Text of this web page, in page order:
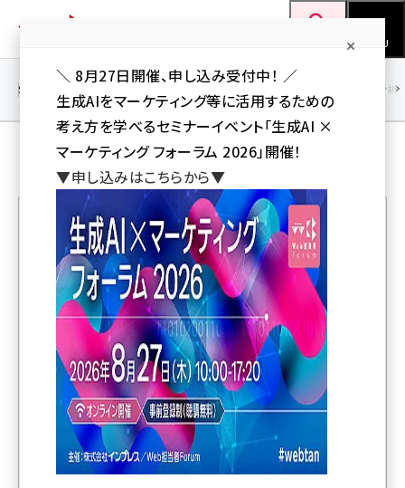
ン
MENU
seo (3532)
ai (2814)
youtube (2441)
note (2317)
セミナー (2310)
z世代 (1623)
meo (1277)
llmo (1167)
SEO アクセス解析／データ分析
EC／ネットショップ の 記事
人気記事ランキング
Amazonプライムデー、本日7月10日から！ Apple製品
など充実のラインアップ
マツキヨココカラがオンライン購入商品の店舗デリバリー
「マツキヨココカラQ」本稼働
Amazonが家電・デジタル機器向け「Amazon製品保
証」開始、5年保証と物損対応3年保証の2プラン
＼ 8月27日開催、申し込み受付中！ ／
生成AIをマーケティング等に活用するための
考え方を学べるセミナーイベント「生成AI ×
マーケティング フォーラム 2026」開催！
▼申し込みはこちらから▼